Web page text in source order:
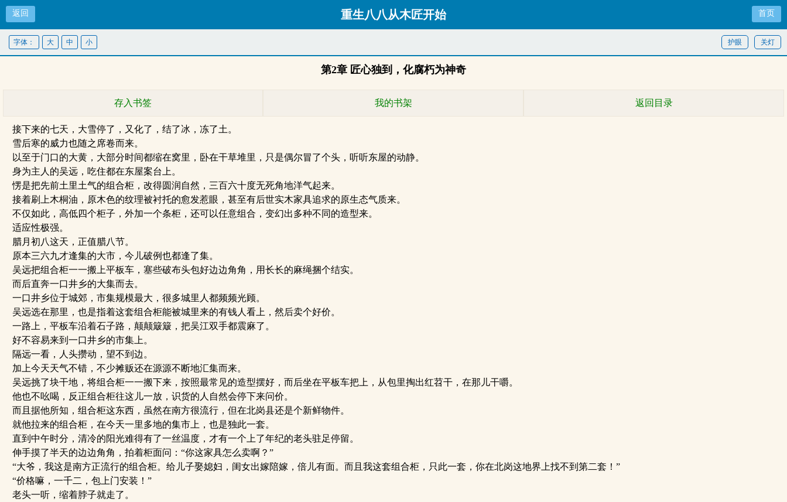
返回 重生八八从木匠开始 首页
关灯
护眼
字体： 大 中 小
第2章 匠心独到，化腐朽为神奇
存入书签 我的书架 返回目录
接下来的七天，大雪停了，又化了，结了冰，冻了土。
雪后寒的威力也随之席卷而来。
以至于门口的大黄，大部分时间都缩在窝里，卧在干草堆里，只是偶尔冒了个头，听听东屋的动静。
身为主人的吴远，吃住都在东屋案台上。
愣是把先前土里土气的组合柜，改得圆润自然，三百六十度无死角地洋气起来。
接着刷上木桐油，原木色的纹理被衬托的愈发惹眼，甚至有后世实木家具追求的原生态气质来。
不仅如此，高低四个柜子，外加一个条柜，还可以任意组合，变幻出多种不同的造型来。
适应性极强。
腊月初八这天，正值腊八节。
原本三六九才逢集的大市，今儿破例也都逢了集。
吴远把组合柜一一搬上平板车，塞些破布头包好边边角角，用长长的麻绳捆个结实。
而后直奔一口井乡的大集而去。
一口井乡位于城郊，市集规模最大，很多城里人都频频光顾。
吴远选在那里，也是指着这套组合柜能被城里来的有钱人看上，然后卖个好价。
一路上，平板车沿着石子路，颠颠簸簸，把吴江双手都震麻了。
好不容易来到一口井乡的市集上。
隔远一看，人头攒动，望不到边。
加上今天天气不错，不少摊贩还在源源不断地汇集而来。
吴远挑了块干地，将组合柜一一搬下来，按照最常见的造型摆好，而后坐在平板车把上，从包里掏出红苕干，在那儿干嚼。
他也不吆喝，反正组合柜往这儿一放，识货的人自然会停下来问价。
而且据他所知，组合柜这东西，虽然在南方很流行，但在北岗县还是个新鲜物件。
就他拉来的组合柜，在今天一里多地的集市上，也是独此一套。
直到中午时分，清冷的阳光难得有了一丝温度，才有一个上了年纪的老头驻足停留。
伸手摸了半天的边边角角，拍着柜面问：“你这家具怎么卖啊？”
“大爷，我这是南方正流行的组合柜。给儿子娶媳妇，闺女出嫁陪嫁，倍儿有面。而且我这套组合柜，只此一套，你在北岗这地界上找不到第二套！”
“价格嘛，一千二，包上门安装！”
老头一听，缩着脖子就走了。